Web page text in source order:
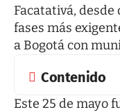
Facatativá, desde
fases más
a Bogotá con
Contenido
Este 25 de mayo